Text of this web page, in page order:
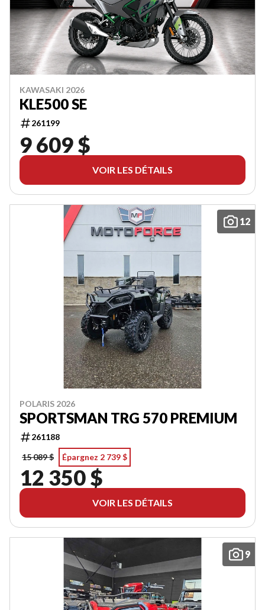
KAWASAKI 2026
KLE500 SE
261199
9 609 $
VOIR LES DÉTAILS
12
POLARIS 2026
SPORTSMAN TRG 570 PREMIUM
261188
15 089 $
Épargnez 2 739 $
12 350 $
VOIR LES DÉTAILS
9